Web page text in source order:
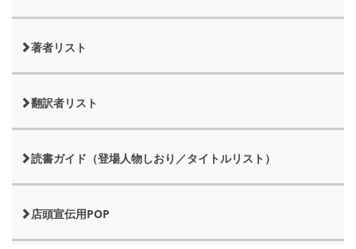
著者リスト
翻訳者リスト
読書ガイド（登場人物しおり／タイトルリスト）
店頭宣伝用POP